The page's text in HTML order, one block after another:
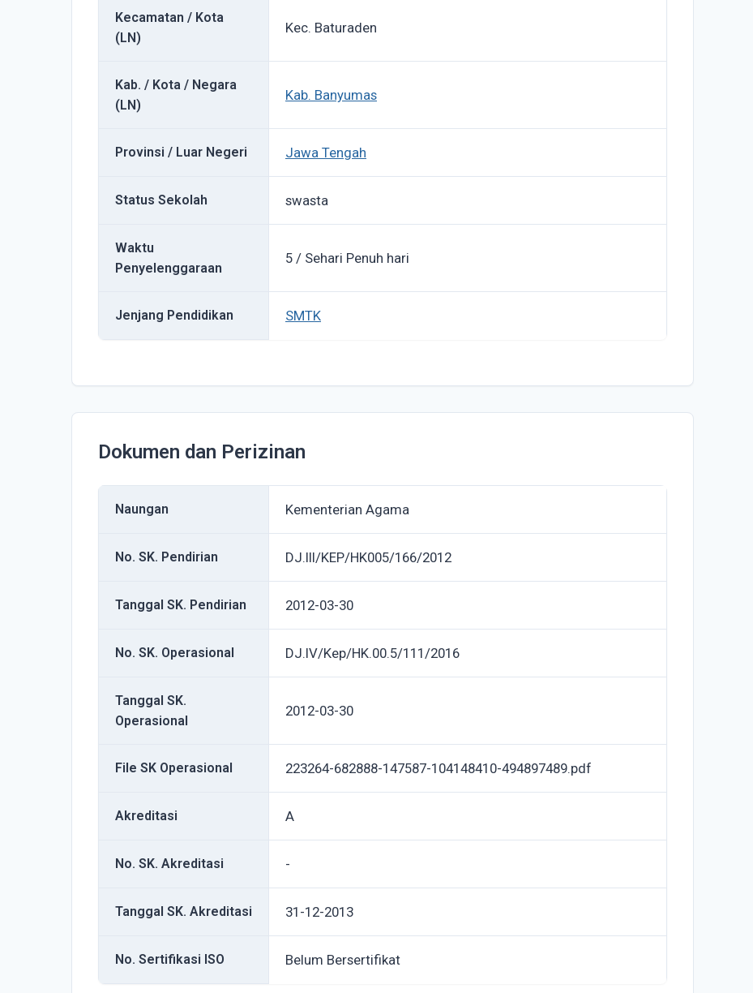
Kecamatan / Kota
(LN)
Kec. Baturaden
Kab. / Kota / Negara
(LN)
Kab. Banyumas
Provinsi / Luar Negeri Jawa Tengah
Status Sekolah swasta
Waktu
Penyelenggaraan
5 / Sehari Penuh hari
Jenjang Pendidikan SMTK
Dokumen dan Perizinan
Naungan Kementerian Agama
No. SK. Pendirian DJ.III/KEP/HK005/166/2012
Tanggal SK. Pendirian 2012-03-30
No. SK. Operasional DJ.IV/Kep/HK.00.5/111/2016
Tanggal SK.
Operasional
2012-03-30
File SK Operasional 223264-682888-147587-104148410-494897489.pdf
Akreditasi A
No. SK. Akreditasi -
Tanggal SK. Akreditasi 31-12-2013
No. Sertifikasi ISO Belum Bersertifikat